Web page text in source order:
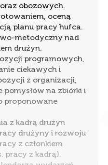
zgodą
korzystamy z technologii, takich
i/lub uzyskiwania dostępu do
technologie pozwoli nam
obozowych.
oceną
planu pracy hufca.
metodyczny nad
drużyn.
programowych,
ciekawych i
z organizacji,
na zbiórki i
proponowane
z kadrą drużyn
drużyny i rozwoju
z członkiem
pracy z kadrą).